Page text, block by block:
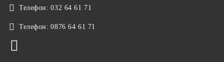
Телефон: 032 64 61 71
Телефон: 0876 64 61 71